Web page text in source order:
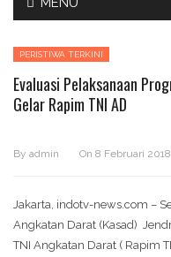
PERISTIWA TERKINI
Evaluasi Pelaksanaan
Gelar Rapim TNI AD
By admin On 8 Februari 2018
Jakarta, indotv-news.com –
Angkatan Darat (Kasad)
TNI Angkatan Darat ( Rapim